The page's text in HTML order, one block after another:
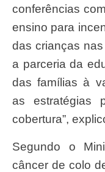
conferências
ensino para
das crianças
a parceria da
das famílias à
as estratégias
cobertura”,
Segundo o Ministério da Saúde, “além do
câncer de colo